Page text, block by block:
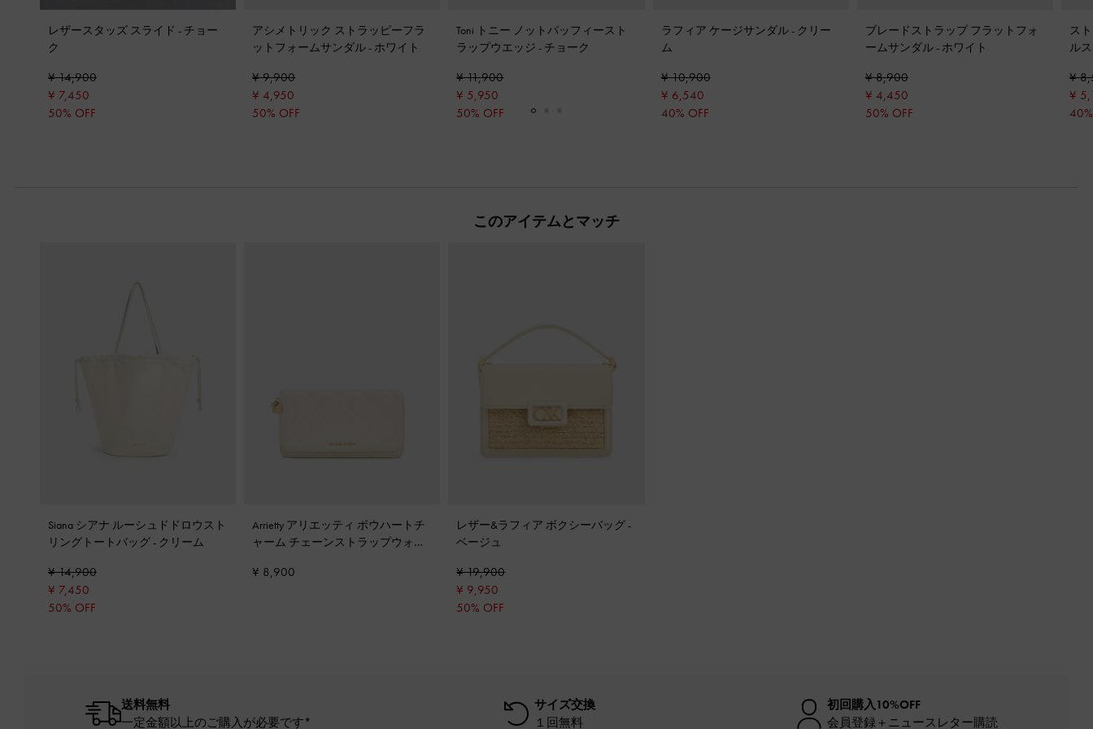
レザースタッズ スライド - チョー
ク
¥ 14,900
¥ 7,450
50% OFF
アシメトリック ストラッピーフラ
ットフォームサンダル - ホワイト
¥ 9,900
¥ 4,950
50% OFF
Toni トニー ノットパッフィースト
ラップウエッジ - チョーク
¥ 11,900
¥ 5,950
50% OFF
ラフィア ケージサンダル - クリー
ム
¥ 10,900
¥ 6,540
40% OFF
ブレードストラップ フラットフォ
ームサンダル - ホワイト
¥ 8,900
¥ 4,450
50% OFF
ス
ル
¥
¥
このアイテムとマッチ
Siana シアナ ルーシュドドロウスト
リングトートバッグ - クリーム
¥ 14,900
¥ 7,450
50% OFF
Arrietty アリエッティ ボウハートチ
ャーム チェーンストラップウォレ
¥ 8,900
レザー&ラフィア ボクシーバッグ -
ベージュ
¥ 19,900
¥ 9,950
50% OFF
送料無料
一定金額以上のご購入が必要です*
サイズ交換
１回無料
初回購入10%OFF
会員登録＋ニュースレター購読